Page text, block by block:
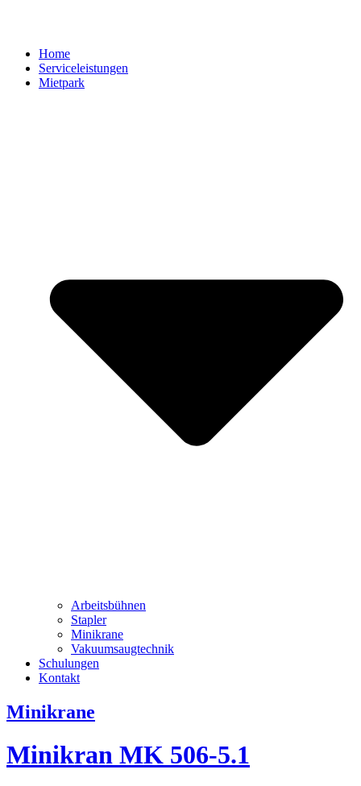
Home
Serviceleistungen
Mietpark
Arbeitsbühnen
Stapler
Minikrane
Vakuumsaugtechnik
Schulungen
Kontakt
Minikrane
Minikran MK 506-5.1